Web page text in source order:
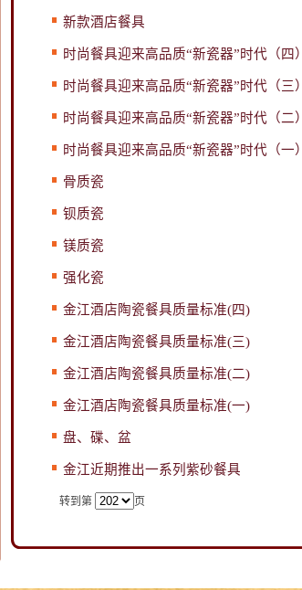
新款酒店餐具
时尚餐具迎来高品质“新瓷器”时代（四）
时尚餐具迎来高品质“新瓷器”时代（三）
时尚餐具迎来高品质“新瓷器”时代（二）
时尚餐具迎来高品质“新瓷器”时代（一）
骨质瓷
钡质瓷
镁质瓷
强化瓷
金江酒店陶瓷餐具质量标准(四)
金江酒店陶瓷餐具质量标准(三)
金江酒店陶瓷餐具质量标准(二)
金江酒店陶瓷餐具质量标准(一)
盘、碟、盆
金江近期推出一系列紫砂餐具
转到第 页